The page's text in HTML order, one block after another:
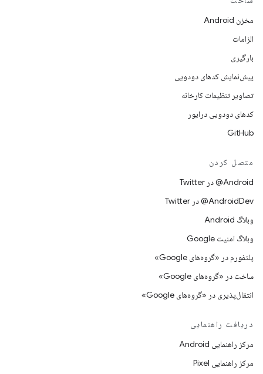
مخزن Android
الزامات
بارگیری
پیش‌نمایش کدهای دودویی
تصاویر تنظیمات کارخانه
کدهای دودویی درایور
GitHub
متصل کردن
Android@ در Twitter
AndroidDev@ در Twitter
وبلاگ Android
وبلاگ امنیت Google
پلتفورم در «گروه‌های Google»
ساخت در «گروه‌های Google»
انتقال‌پذیری در «گروه‌های Google»
دریافت راهنمایی
مرکز راهنمایی Android
مرکز راهنمایی Pixel